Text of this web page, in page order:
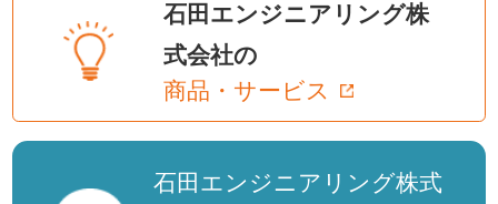
石田エンジニアリング株
式会社の
商品・サービス
石田エンジニアリング株式